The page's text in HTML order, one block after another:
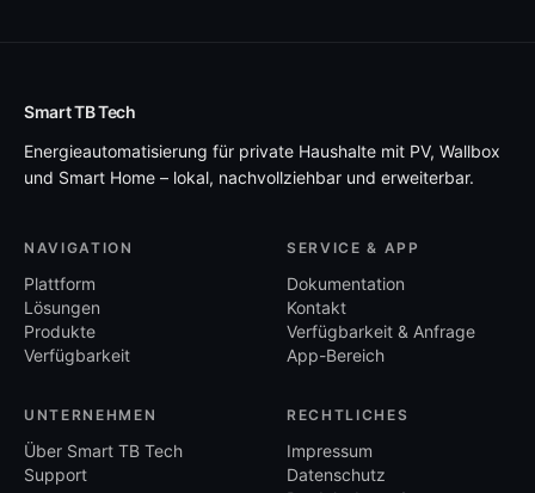
Smart TB Tech
Energieautomatisierung für private Haushalte mit PV, Wallbox
und Smart Home – lokal, nachvollziehbar und erweiterbar.
NAVIGATION
Plattform
Lösungen
Produkte
Verfügbarkeit
SERVICE & APP
Dokumentation
Kontakt
Verfügbarkeit & Anfrage
App-Bereich
UNTERNEHMEN
Über Smart TB Tech
Support
RECHTLICHES
Impressum
Datenschutz